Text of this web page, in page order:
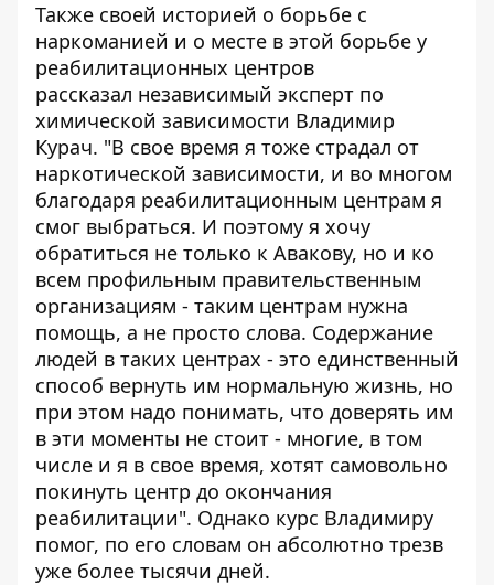
Также своей историей о борьбе с
наркоманией и о месте в этой борьбе у
реабилитационных центров
рассказал независимый эксперт по
химической зависимости Владимир
Курач. "В свое время я тоже страдал от
наркотической зависимости, и во многом
благодаря реабилитационным центрам я
смог выбраться. И поэтому я хочу
обратиться не только к Авакову, но и ко
всем профильным правительственным
организациям - таким центрам нужна
помощь, а не просто слова. Содержание
людей в таких центрах - это единственный
способ вернуть им нормальную жизнь, но
при этом надо понимать, что доверять им
в эти моменты не стоит - многие, в том
числе и я в свое время, хотят самовольно
покинуть центр до окончания
реабилитации". Однако курс Владимиру
помог, по его словам он абсолютно трезв
уже более тысячи дней.